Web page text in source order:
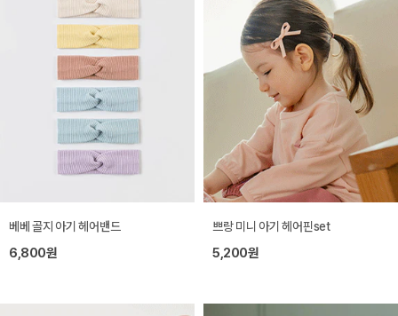
베베 골지 아기 헤어밴드
6,800원
쁘랑 미니 아기 헤어핀set
5,200원